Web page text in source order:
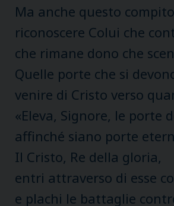
Ma anche questo
riconoscere Colui che
che rimane dono che
Quelle porte che si
venire di Cristo verso
«Eleva, Signore, le porte
affinché siano porte
Il Cristo, Re della gloria,
entri attraverso di esse
e plachi le battaglie